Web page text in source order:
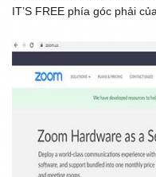
IT’S FREE phía góc phải